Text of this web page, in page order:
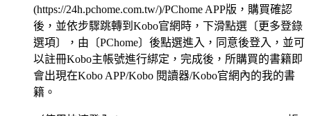
(https://24h.pchome.com.tw/)/PChome APP版，購買確認
後，並依步驟跳轉到Kobo官網時，下滑點選〔更多登錄
選項〕，由〔PChome〕後點選進入，同意後登入，並可
以註冊Kobo主帳號進行綁定，完成後，所購買的書籍即
會出現在Kobo APP/Kobo 閱讀器/Kobo官網內的我的書
籍。